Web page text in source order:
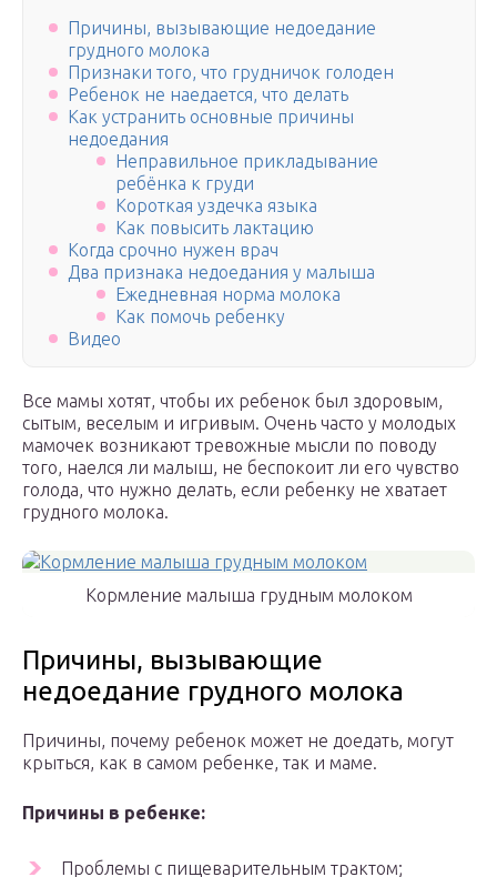
Причины, вызывающие недоедание
грудного молока
Признаки того, что грудничок голоден
Ребенок не наедается, что делать
Как устранить основные причины
недоедания
Неправильное прикладывание
ребёнка к груди
Короткая уздечка языка
Как повысить лактацию
Когда срочно нужен врач
Два признака недоедания у малыша
Ежедневная норма молока
Как помочь ребенку
Видео
Все мамы хотят, чтобы их ребенок был здоровым,
сытым, веселым и игривым. Очень часто у молодых
мамочек возникают тревожные мысли по поводу
того, наелся ли малыш, не беспокоит ли его чувство
голода, что нужно делать, если ребенку не хватает
грудного молока.
Кормление малыша грудным молоком
Причины, вызывающие
недоедание грудного молока
Причины, почему ребенок может не доедать, могут
крыться, как в самом ребенке, так и маме.
Причины в ребенке:
Проблемы с пищеварительным трактом;